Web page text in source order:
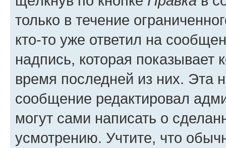
только в течение
кто-то уже ответил на
надпись, которая показывает
время последней из них. Эта
сообщение редактировал
могут сами написать о
усмотрению. Учтите, что